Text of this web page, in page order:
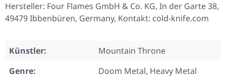
Hersteller: Four Flames GmbH & Co. KG, In der Garte 38,
49479 Ibbenbüren, Germany, Kontakt: cold-knife.com
Künstler:
Mountain Throne
Genre:
Doom Metal, Heavy Metal